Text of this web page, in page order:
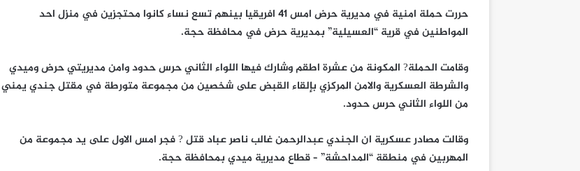
حررت حملة امنية في مديرية حرض امس 41 افريقيا بينهم تسع نساء كانوا محتجزين في منزل احد
المواطنين في قرية “العسيلية” بمديرية حرض في محافظة حجة.
وقامت الحملة? المكونة من عشرة اطقم وشارك فيها اللواء الثاني حرس حدود وامن مديريتي حرض وميدي
والشرطة العسكرية والامن المركزي بإلقاء القبض على شخصين من مجموعة متورطة في مقتل جندي يمني
من اللواء الثاني حرس حدود.
وقالت مصادر عسكرية ان الجندي عبدالرحمن غالب ناصر عباد قتل ? فجر امس الاول على يد مجموعة من
المهربين في منطقة “المداحشة” – قطاع مديرية ميدي بمحافظة حجة.